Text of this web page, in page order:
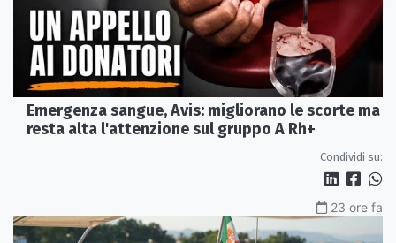
Emergenza sangue, Avis: migliorano le scorte ma
resta alta l'attenzione sul gruppo A Rh+
Condividi su:
23 ore fa